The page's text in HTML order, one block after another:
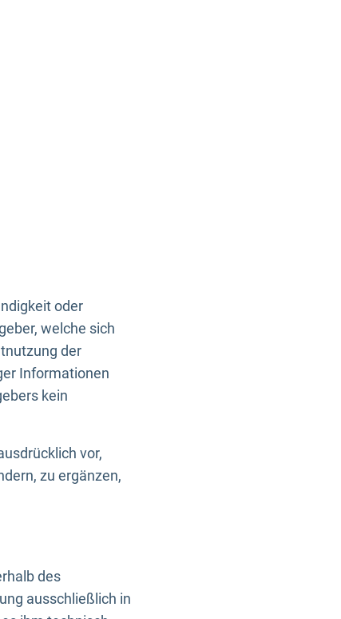
oder
welche sich
der
Informationen
kein
vor,
zu ergänzen,
des
ausschließlich in